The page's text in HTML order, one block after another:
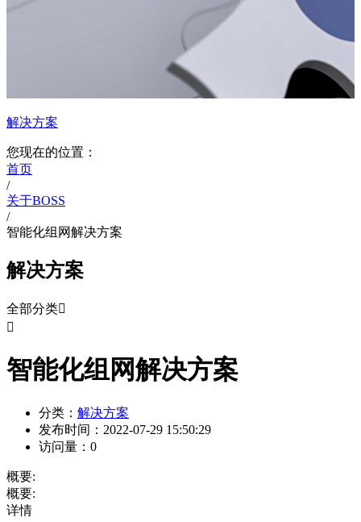
解决方案
您现在的位置：
首页
/
关于BOSS
/
智能化组网解决方案
解决方案
全部分类

智能化组网解决方案
分类： 解决方案
发布时间： 2022-07-29 15:50:29
访问量： 0
概要:
概要:
详情